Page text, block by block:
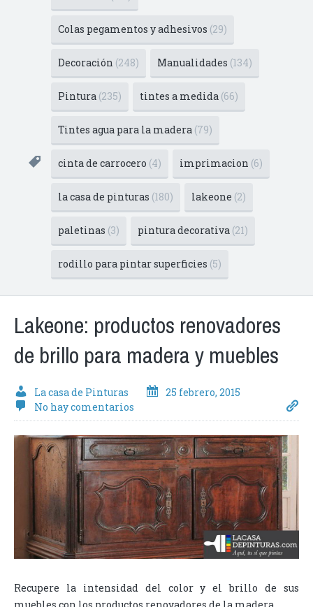
Colas pegamentos y adhesivos (29)
Decoración (248) Manualidades (134)
Pintura (235) tintes a medida (66)
Tintes agua para la madera (79)
cinta de carrocero (4) imprimacion (6)
la casa de pinturas (180) lakeone (2)
paletinas (3) pintura decorativa (21)
rodillo para pintar superficies (5)
Lakeone: productos renovadores
de brillo para madera y muebles
La casa de Pinturas
25 febrero, 2015
No hay comentarios
Recupere la intensidad del color y el brillo de sus